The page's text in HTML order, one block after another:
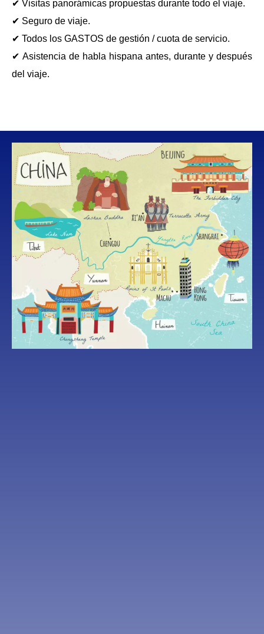
✔ Visitas panorámicas propuestas durante todo el viaje.
✔ Seguro de viaje.
✔ Todos los GASTOS de gestión / cuota de servicio.
✔ Asistencia de habla hispana antes, durante y después
del viaje.